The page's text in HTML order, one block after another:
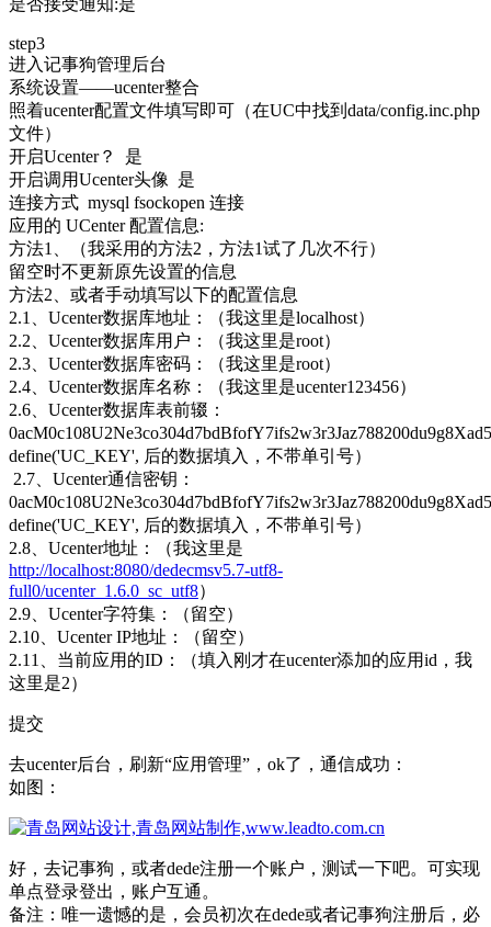
是否接受通知:是
step3
进入记事狗管理后台
系统设置——ucenter整合
照着ucenter配置文件填写即可（在UC中找到data/config.inc.php
文件）
开启Ucenter？ 是
开启调用Ucenter头像 是
连接方式 mysql fsockopen 连接
应用的 UCenter 配置信息:
方法1、（我采用的方法2，方法1试了几次不行）
留空时不更新原先设置的信息
方法2、或者手动填写以下的配置信息
2.1、Ucenter数据库地址：（我这里是localhost）
2.2、Ucenter数据库用户：（我这里是root）
2.3、Ucenter数据库密码：（我这里是root）
2.4、Ucenter数据库名称：（我这里是ucenter123456）
2.6、Ucenter数据库表前辍：
define('UC_KEY', 后的数据填入，不带单引号）
2.7、Ucenter通信密钥：
define('UC_KEY', 后的数据填入，不带单引号）
2.8、Ucenter地址：（我这里是
http://localhost:8080/dedecmsv5.7-utf8-
full0/ucenter_1.6.0_sc_utf8）
2.9、Ucenter字符集：（留空）
2.10、Ucenter IP地址：（留空）
2.11、当前应用的ID：（填入刚才在ucenter添加的应用id，我
这里是2）
提交
去ucenter后台，刷新“应用管理”，ok了，通信成功：
如图：
好，去记事狗，或者dede注册一个账户，测试一下吧。可实现
单点登录登出，账户互通。
备注：唯一遗憾的是，会员初次在dede或者记事狗注册后，必